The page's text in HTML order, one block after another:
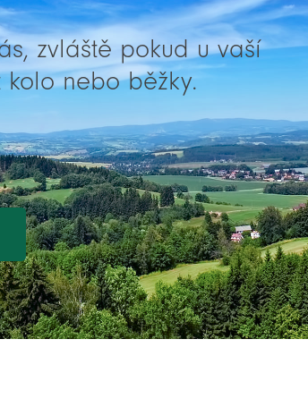
zvláště pokud u vaší
nebo běžky.